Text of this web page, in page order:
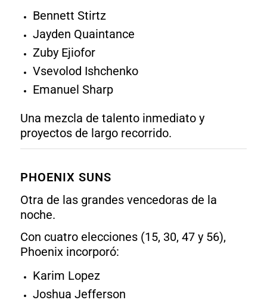
Bennett Stirtz
Jayden Quaintance
Zuby Ejiofor
Vsevolod Ishchenko
Emanuel Sharp
Una mezcla de talento inmediato y
proyectos de largo recorrido.
PHOENIX SUNS
Otra de las grandes vencedoras de la
noche.
Con cuatro elecciones (15, 30, 47 y 56),
Phoenix incorporó:
Karim Lopez
Joshua Jefferson